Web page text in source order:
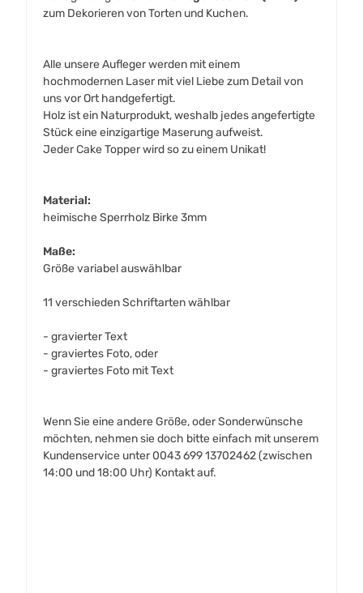
zum Dekorieren von Torten und Kuchen.
Alle unsere Aufleger werden mit einem
hochmodernen Laser mit viel Liebe zum Detail von
uns vor Ort handgefertigt.
Holz ist ein Naturprodukt, weshalb jedes angefertigte
Stück eine einzigartige Maserung aufweist.
Jeder Cake Topper wird so zu einem Unikat!
Material:
heimische Sperrholz Birke 3mm
Maße:
Größe variabel auswählbar
11 verschieden Schriftarten wählbar
- gravierter Text
- graviertes Foto, oder
- graviertes Foto mit Text
Wenn Sie eine andere Größe, oder Sonderwünsche
möchten, nehmen sie doch bitte einfach mit unserem
Kundenservice unter 0043 699 13702462 (zwischen
14:00 und 18:00 Uhr) Kontakt auf.